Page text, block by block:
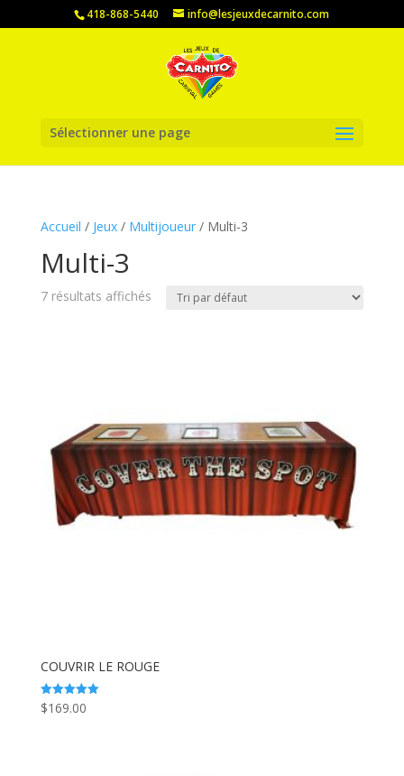
418-868-5440 info@lesjeuxdecarnito.com
Sélectionner une page
Accueil / Jeux/ Multijoueur/ Multi-3
Multi-3
7 résultats affichés
COUVRIR LE ROUGE
Note
5.00
$169.00